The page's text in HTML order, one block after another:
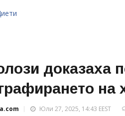
доказаха
на
Юли 27, 2025, 14:43 EEST